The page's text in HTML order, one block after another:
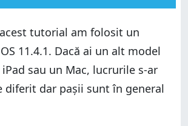
aplicația Configurări
setările "Parolă și securitate"
autentificarea în doi pași
sau iPad atunci când te conectezi
prima dată pe un dispozitiv
tutorial am folosit un
11.4.1. Dacă ai un alt model
sau un Mac, lucrurile s-ar
diferit dar pașii sunt în general